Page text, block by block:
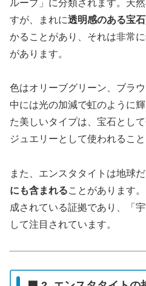
ループ」に分類されます。天
すが、まれに透明感のある宝
かることがあり、それは非常
があります。
色はオリーブグリーン、ブラ
中には光の加減で虹のように
た美しいタイプは、宝石とし
ジュエリーとして使われること
また、エンスタタイトは地球
にも含まれることがあります
成されている証拠であり、「
して注目されています。